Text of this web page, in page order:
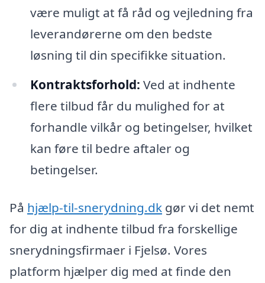
være muligt at få råd og vejledning fra
leverandørerne om den bedste
løsning til din specifikke situation.
Kontraktsforhold: Ved at indhente
flere tilbud får du mulighed for at
forhandle vilkår og betingelser, hvilket
kan føre til bedre aftaler og
betingelser.
På hjælp-til-snerydning.dk gør vi det nemt
for dig at indhente tilbud fra forskellige
snerydningsfirmaer i Fjelsø. Vores
platform hjælper dig med at finde den